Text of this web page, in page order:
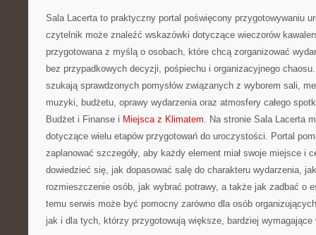
Sala Lacerta to praktyczny portal poświęcony przygotowywaniu
czytelnik może znaleźć wskazówki dotyczące wieczorów
przygotowana z myślą o osobach, które chcą zorganizować
bez przypadkowych decyzji, pośpiechu i organizacyjnego
szukają sprawdzonych pomysłów związanych z wyborem sali,
muzyki, budżetu, oprawy wydarzenia oraz atmosfery całego
Budżet i Finanse i Miejsca z Klimatem. Na stronie Sala Lacerta
dotyczące wielu etapów przygotowań do uroczystości. Portal
zaplanować szczegóły, aby każdy element miał swoje miejsce i
dowiedzieć się, jak dopasować salę do charakteru wydarzenia,
rozmieszczenie osób, jak wybrać potrawy, a także jak zadbać o
temu serwis może być pomocny zarówno dla osób
jak i dla tych, którzy przygotowują większe, bardziej wymagające